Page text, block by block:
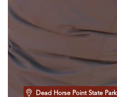
Dead Horse Point State Park